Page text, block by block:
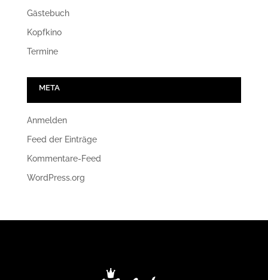
Gästebuch
Kopfkino
Termine
META
Anmelden
Feed der Einträge
Kommentare-Feed
WordPress.org